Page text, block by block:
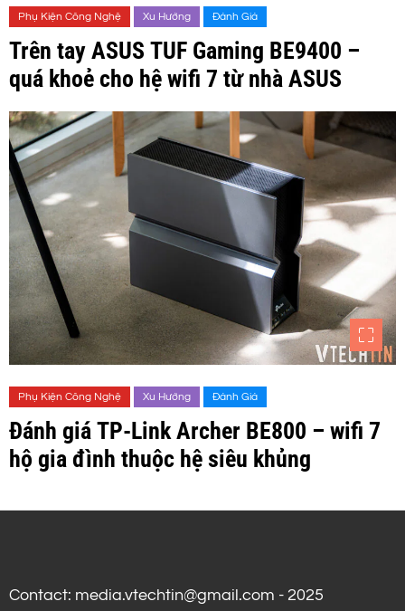
Phụ Kiện Công Nghệ Xu Hướng Đánh Giá
Trên tay ASUS TUF Gaming BE9400 –
quá khoẻ cho hệ wifi 7 từ nhà ASUS
Phụ Kiện Công Nghệ Xu Hướng Đánh Giá
Đánh giá TP-Link Archer BE800 – wifi 7
hộ gia đình thuộc hệ siêu khủng
Contact: media.vtechtin@gmail.com - 2025